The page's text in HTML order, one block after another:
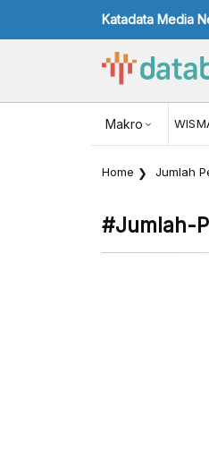
Katadata Media
Makro
KUNJUNGAN WISMAN
Home Jumlah
#jumlah-